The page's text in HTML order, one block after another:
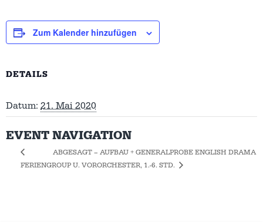
Zum Kalender hinzufügen
DETAILS
Datum: 21. Mai 2020
EVENT NAVIGATION
FERIEN
ABGESAGT – AUFBAU + GENERALPROBE ENGLISH DRAMA
GROUP U. VORORCHESTER, 1.-6. STD.